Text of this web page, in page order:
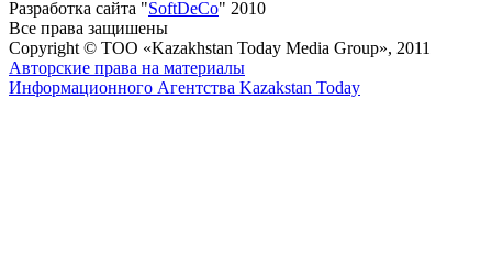
Разработка сайта "SoftDeCo" 2010
Все права защишены
Copyright © ТОО «Kazakhstan Today Media Group», 2011
Авторские права на материалы
Информационного Агентства Kazakstan Today